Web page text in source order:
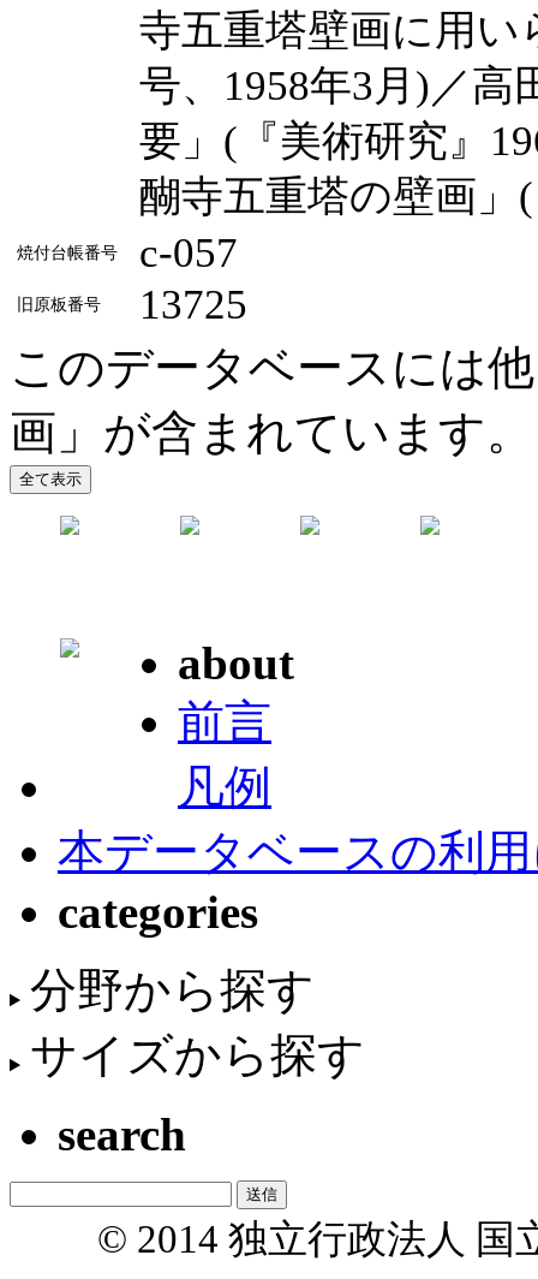
寺五重塔壁画に用い
号、1958年3月)／高
要」(『美術研究』
醐寺五重塔の壁画」
焼付台帳番号 c-057
旧原板番号 13725
このデータベースには
画」が含まれています。
about
前言
凡例
本データベースの利
categories
分野から探す
サイズから探す
search
© 2014 独立行政法人 国